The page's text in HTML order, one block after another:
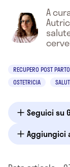
A
RECUPERO POST PARTO
OSTETRICIA
Seguici su
Aggiungici